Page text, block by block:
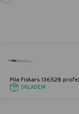
Pila Fiskars 136528
SKLADEM